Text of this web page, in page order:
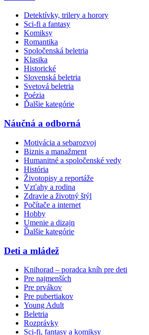
Detektívky, trilery a horory
Sci-fi a fantasy
Komiksy
Romantika
Spoločenská beletria
Klasika
Historické
Slovenská beletria
Svetová beletria
Poézia
Ďalšie kategórie
Náučná a odborná
Motivácia a sebarozvoj
Biznis a manažment
Humanitné a spoločenské vedy
História
Životopisy a reportáže
Vzťahy a rodina
Zdravie a životný štýl
Počítače a internet
Hobby
Umenie a dizajn
Ďalšie kategórie
Deti a mládež
Knihorad – poradca kníh pre deti
Pre najmenších
Pre prvákov
Pre pubertiakov
Young Adult
Beletria
Rozprávky
Sci-fi, fantasy a komiksy